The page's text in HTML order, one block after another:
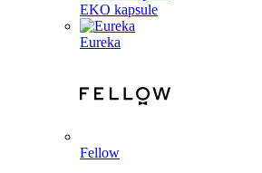
EKO kapsule
Eureka
Fellow